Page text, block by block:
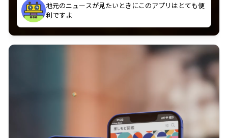
中京テレビのおもしろ番組が視聴可能地域外からも見
れるの嬉しいポイント
いつも利用させていただいております！